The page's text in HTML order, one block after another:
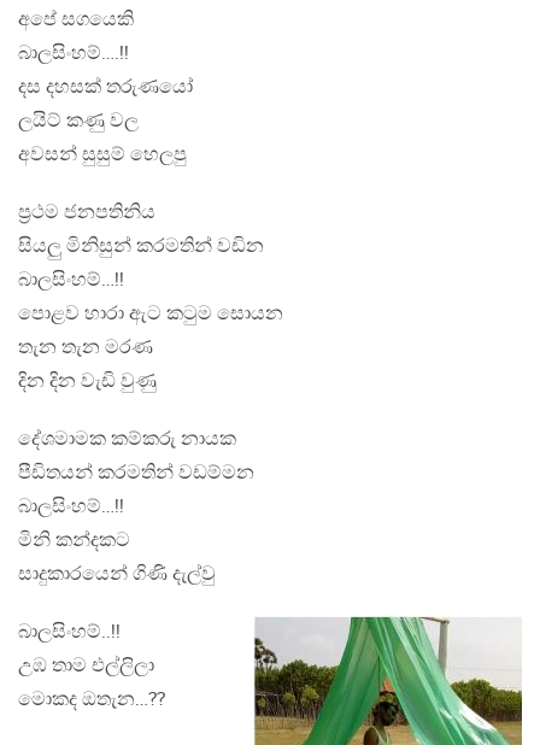
අපේ සගයෙකි
බාලසිංහම්….!!
දස දහසක් තරුණයෝ
ලයිට් කණු වල
අවසන් සුසුම් හෙලපු
ප්‍රථම ජනපතිනිය
සියලු මිනිසුන් කරමතින් වඩින
බාලසිංහම්…!!
පොළව හාරා ඇට කටුම සොයන
තැන තැන මරණ
දින දින වැඩි වුණු
දේශමාමක කම්කරු නායක
පීඩිතයන් කරමතින් වඩම්මන
බාලසිංහම්…!!
මිනි කන්දකට
සාදුකාරයෙන් ගිණි දැල්වු
බාලසිංහම්..!!
උඹ තාම එල්ලිලා
මොකද ඔතැන…??